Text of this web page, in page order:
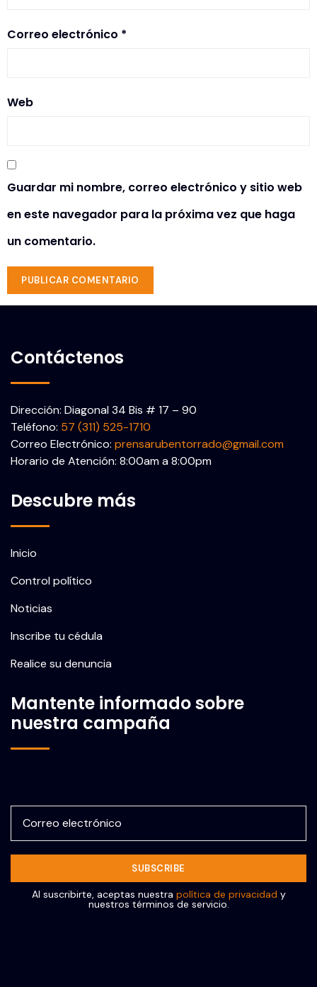
Correo electrónico *
Web
Guardar mi nombre, correo electrónico y sitio web
en este navegador para la próxima vez que haga
un comentario.
Contáctenos
Dirección: Diagonal 34 Bis # 17 – 90
Teléfono: 57 (311) 525-1710
Correo Electrónico: prensarubentorrado@gmail.com
Horario de Atención: 8:00am a 8:00pm
Descubre más
Inicio
Control político
Noticias
Inscribe tu cédula
Realice su denuncia
Mantente informado sobre
nuestra campaña
Al suscribirte, aceptas nuestra política de privacidad y
nuestros términos de servicio.